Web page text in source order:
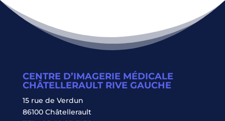
CENTRE D’IMAGERIE MÉDICALE
CHÂTELLERAULT RIVE GAUCHE
15 rue de Verdun
86100 Châtellerault